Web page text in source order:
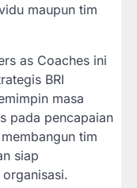
maupun tim
as Coaches ini
BRI
masa
pada pencapaian
tim
siap